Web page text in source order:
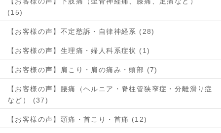
(15)
【お客様の声】不定愁訴・自律神経系 (28)
【お客様の声】生理痛・婦人科系症状 (1)
【お客様の声】肩こり・肩の痛み・頭部 (7)
【お客様の声】腰痛（ヘルニア・脊柱管狭窄症・分離滑り症
など） (37)
【お客様の声】頭痛・首こり・首痛 (12)